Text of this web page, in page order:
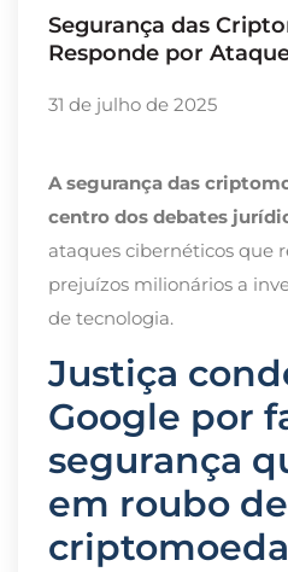
Segurança das Criptomoedas: Quem
Responde por
31 de julho de 2025
A segurança das
centro dos debates
ataques cibernéticos que
prejuízos milionários a
de tecnologia.
Justiça
Google por
segurança
em roubo de